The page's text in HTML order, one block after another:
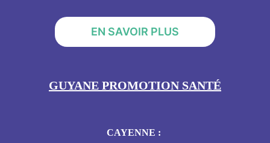
EN SAVOIR PLUS
GUYANE PROMOTION SANTÉ
CAYENNE :